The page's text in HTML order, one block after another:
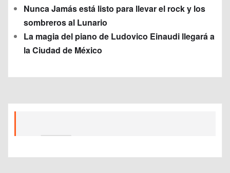
Nunca Jamás está listo para llevar el rock y los
sombreros al Lunario
La magia del piano de Ludovico Einaudi llegará a
la Ciudad de México